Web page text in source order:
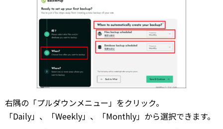
右隅の「プルダウンメニュー」をクリック。
「Daily」、「Weekly」、「Monthly」から選択できます。